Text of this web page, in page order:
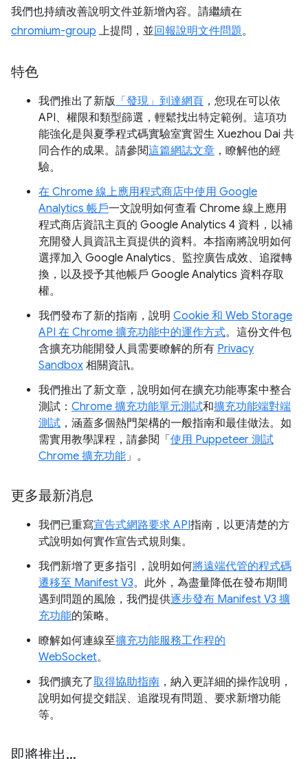
我們也持續改善說明文件並新增內容。請繼續在
chromium-group 上提問，並回報說明文件問題。
特色
我們推出了新版 「發現」到達網頁 ，您現在可以依
API、權限和類型篩選，輕鬆找出特定範例。這項功
能強化是與夏季程式碼實驗室實習生 Xuezhou Dai 共
同合作的成果。請參閱這篇網誌文章 ，瞭解他的經
驗。
在 Chrome 線上應用程式商店中使用 Google
Analytics 帳戶一文說明如何查看 Chrome 線上應用
程式商店資訊主頁的 Google Analytics 4 資料，以補
充開發人員資訊主頁提供的資料。本指南將說明如何
選擇加入 Google Analytics、監控廣告成效、追蹤轉
換，以及授予其他帳戶 Google Analytics 資料存取
權。
我們發布了新的指南，說明 Cookie 和 Web Storage
API 在 Chrome 擴充功能中的運作方式。這份文件包
含擴充功能開發人員需要瞭解的所有 Privacy
Sandbox 相關資訊。
我們推出了新文章，說明如何在擴充功能專案中整合
測試： Chrome 擴充功能單元測試和擴充功能端對端
測試 ，涵蓋多個熱門架構的一般指南和最佳做法。如
需實用教學課程，請參閱「 使用 Puppeteer 測試
Chrome 擴充功能」。
更多最新消息
我們已重寫宣告式網路要求 API指南，以更清楚的方
式說明如何實作宣告式規則集。
我們新增了更多指引，說明如何將遠端代管的程式碼
遷移至 Manifest V3。此外，為盡量降低在發布期間
遇到問題的風險，我們提供逐步發布 Manifest V3 擴
充功能的策略。
瞭解如何連線至擴充功能服務工作程的
WebSocket。
我們擴充了取得協助指南 ，納入更詳細的操作說明，
說明如何提交錯誤、追蹤現有問題、要求新增功能
等。
即將推出...